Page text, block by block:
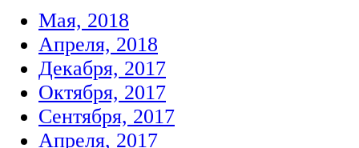
Мая, 2018
Апреля, 2018
Декабря, 2017
Октября, 2017
Сентября, 2017
Апреля, 2017